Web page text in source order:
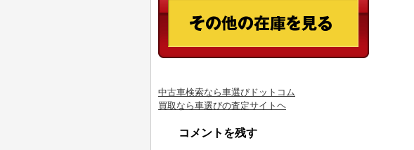
中古車検索なら車選びドットコム
買取なら車選びの査定サイトヘ
コメントを残す